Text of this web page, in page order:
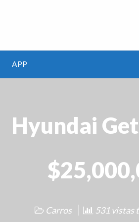
APP
Hyundai
Carros 531 vistas